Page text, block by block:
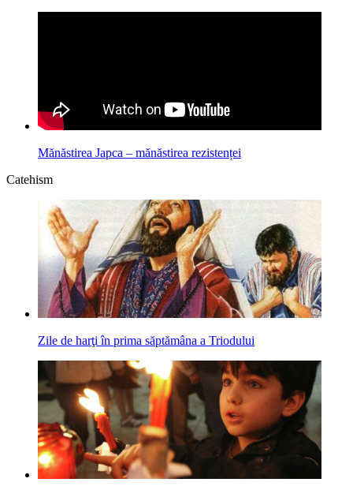
Mănăstirea Japca – mănăstirea rezistenței
Catehism
Zile de harţi în prima săptămâna a Triodului